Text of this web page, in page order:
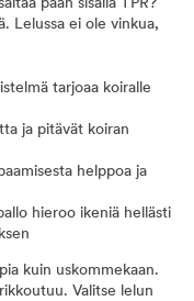
pään sisällä TPR?
Lelussa ei ole vinkua,
tarjoaa koiralle
ja pitävät koiran
helppoa ja
hieroo ikeniä hellästi
kuin uskommekaan.
Valitse lelun